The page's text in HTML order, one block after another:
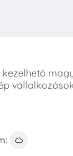
kezelhető